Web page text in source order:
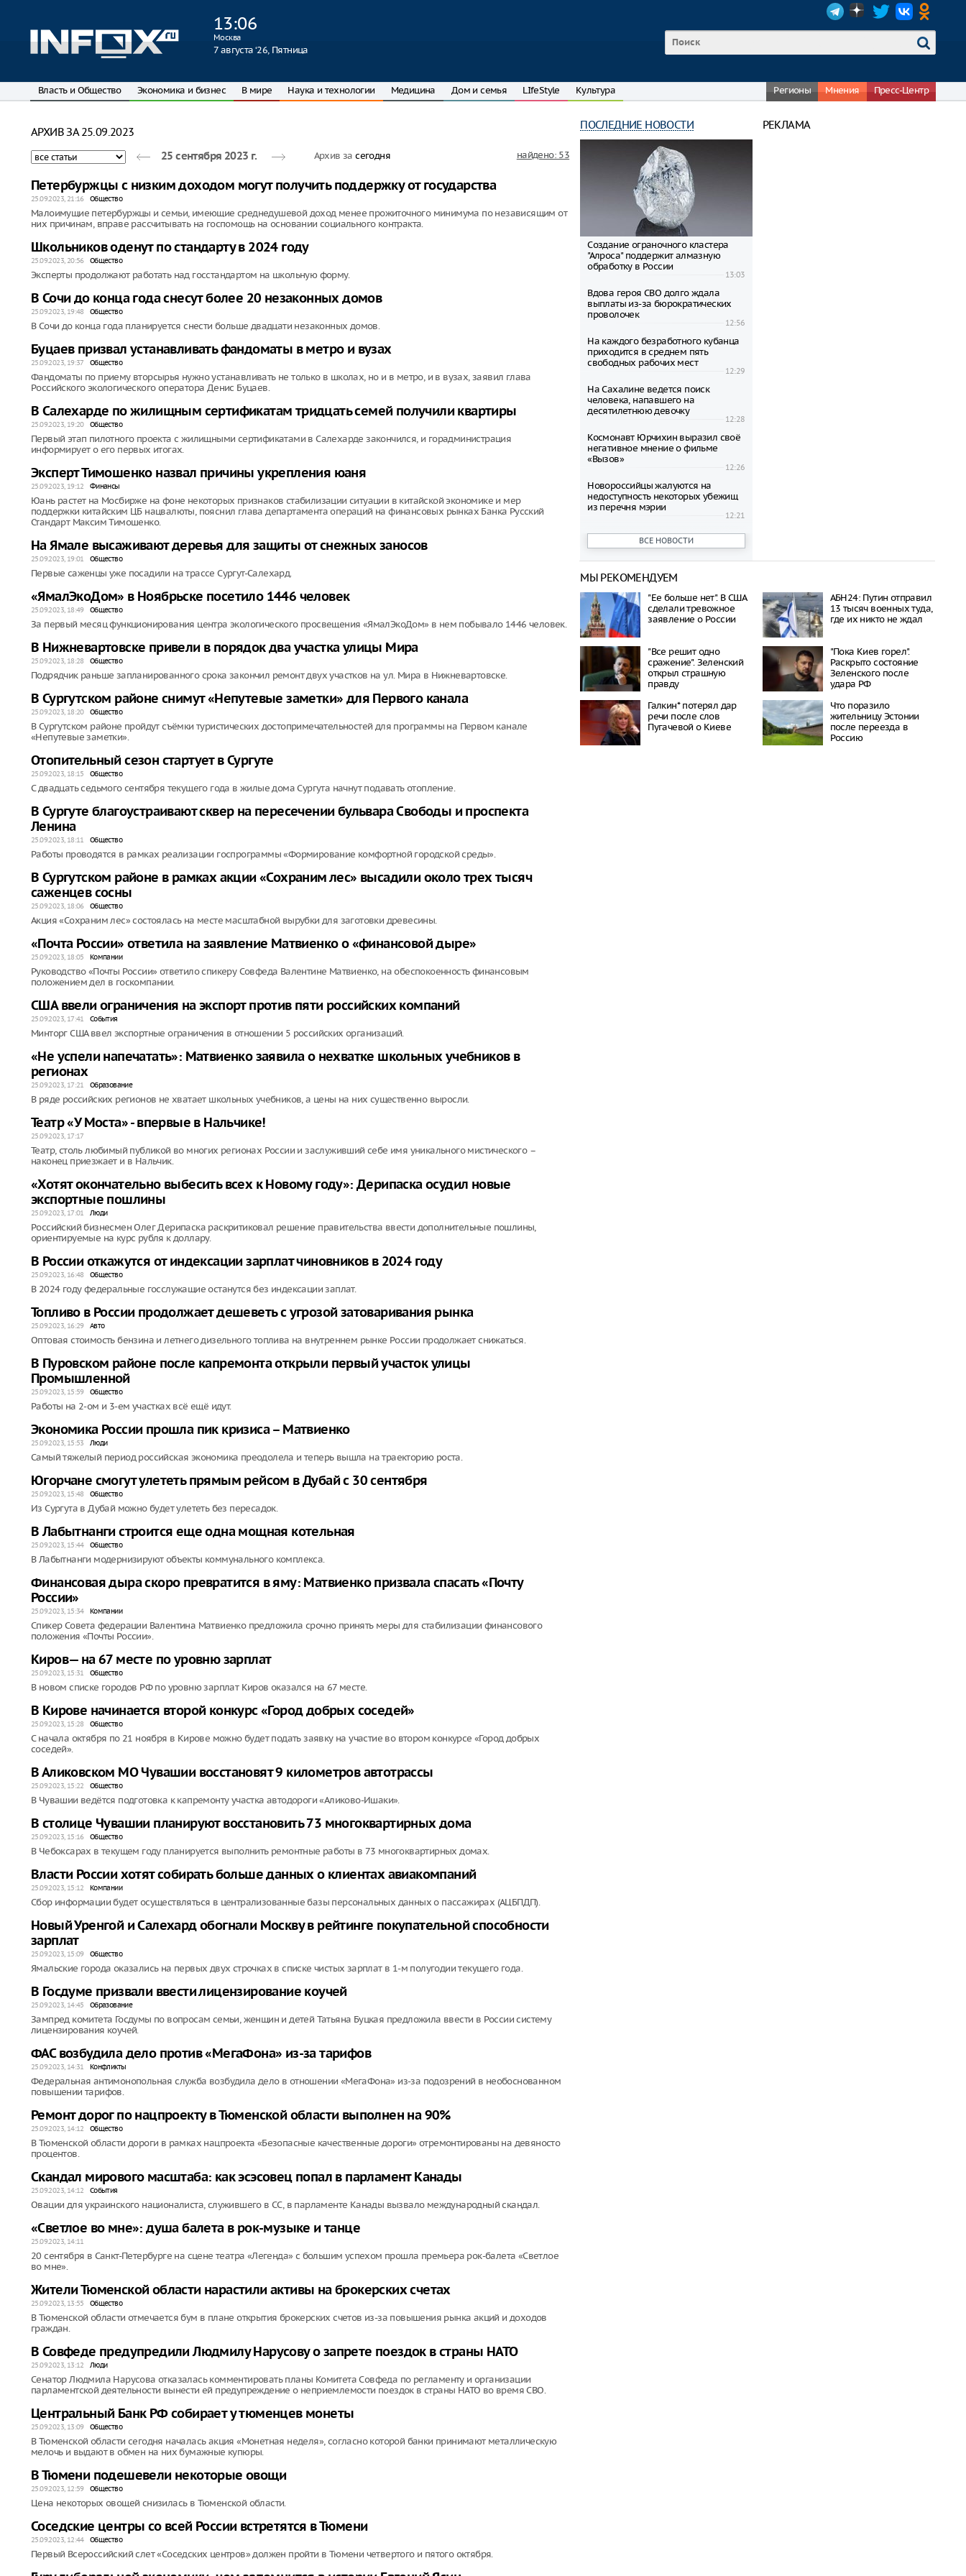
13:06
Москва
7 августа ‘26, Пятница
Власть и Общество Экономика и бизнес В мире Наука и технологии Медицина Дом и семья LIfeStyle Культура Регионы Мнения Пресс-Центр
АРХИВ ЗА 25.09.2023
25 сентября 2023 г. Архив засегодня найдено: 53
Петербуржцы с низким доходом могут получить поддержку от государства
25.09.2023, 21:16 Общество
Малоимущие петербуржцы и семьи, имеющие среднедушевой доход менее прожиточного минимума по независящим от
них причинам, вправе рассчитывать на госпомощь на основании социального контракта.
Школьников оденут по стандарту в 2024 году
25.09.2023, 20:56 Общество
Эксперты продолжают работать над госстандартом на школьную форму.
В Сочи до конца года снесут более 20 незаконных домов
25.09.2023, 19:48 Общество
В Сочи до конца года планируется снести больше двадцати незаконных домов.
Буцаев призвал устанавливать фандоматы в метро и вузах
25.09.2023, 19:37 Общество
Фандоматы по приему вторсырья нужно устанавливать не только в школах, но и в метро, и в вузах, заявил глава
Российского экологического оператора Денис Буцаев.
В Салехарде по жилищным сертификатам тридцать семей получили квартиры
25.09.2023, 19:20 Общество
Первый этап пилотного проекта с жилищными сертификатами в Салехарде закончился, и горадминистрация
информирует о его первых итогах.
Эксперт Тимошенко назвал причины укрепления юаня
25.09.2023, 19:12 Финансы
Юань растет на Мосбирже на фоне некоторых признаков стабилизации ситуации в китайской экономике и мер
поддержки китайским ЦБ нацвалюты, пояснил глава департамента операций на финансовых рынках Банка Русский
Стандарт Максим Тимошенко.
На Ямале высаживают деревья для защиты от снежных заносов
25.09.2023, 19:01 Общество
Первые саженцы уже посадили на трассе Сургут-Салехард.
«ЯмалЭкоДом» в Ноябрьске посетило 1446 человек
25.09.2023, 18:49 Общество
За первый месяц функционирования центра экологического просвещения «ЯмалЭкоДом» в нем побывало 1446 человек.
В Нижневартовске привели в порядок два участка улицы Мира
25.09.2023, 18:28 Общество
Подрядчик раньше запланированного срока закончил ремонт двух участков на ул. Мира в Нижневартовске.
В Сургутском районе снимут «Непутевые заметки» для Первого канала
25.09.2023, 18:20 Общество
В Сургутском районе пройдут съёмки туристических достопримечательностей для программы на Первом канале
«Непутевые заметки».
Отопительный сезон стартует в Сургуте
25.09.2023, 18:15 Общество
С двадцать седьмого сентября текущего года в жилые дома Сургута начнут подавать отопление.
В Сургуте благоустраивают сквер на пересечении бульвара Свободы и проспекта
Ленина
25.09.2023, 18:11 Общество
Работы проводятся в рамках реализации госпрограммы «Формирование комфортной городской среды».
В Сургутском районе в рамках акции «Сохраним лес» высадили около трех тысяч
саженцев сосны
25.09.2023, 18:06 Общество
Акция «Сохраним лес» состоялась на месте масштабной вырубки для заготовки древесины.
«Почта России» ответила на заявление Матвиенко о «финансовой дыре»
25.09.2023, 18:05 Компании
Руководство «Почты России» ответило спикеру Совфеда Валентине Матвиенко, на обеспокоенность финансовым
положением дел в госкомпании.
США ввели ограничения на экспорт против пяти российских компаний
25.09.2023, 17:41 События
Минторг США ввел экспортные ограничения в отношении 5 российских организаций.
«Не успели напечатать»: Матвиенко заявила о нехватке школьных учебников в
регионах
25.09.2023, 17:21 Образование
В ряде российских регионов не хватает школьных учебников, а цены на них существенно выросли.
Театр «У Моста» - впервые в Нальчике!
25.09.2023, 17:17
Театр, столь любимый публикой во многих регионах России и заслуживший себе имя уникального мистического –
наконец приезжает и в Нальчик.
«Хотят окончательно выбесить всех к Новому году»: Дерипаска осудил новые
экспортные пошлины
25.09.2023, 17:01 Люди
Российский бизнесмен Олег Дерипаска раскритиковал решение правительства ввести дополнительные пошлины,
ориентируемые на курс рубля к доллару.
В России откажутся от индексации зарплат чиновников в 2024 году
25.09.2023, 16:48 Общество
В 2024 году федеральные госслужащие останутся без индексации заплат.
Топливо в России продолжает дешеветь с угрозой затоваривания рынка
25.09.2023, 16:29 Авто
Оптовая стоимость бензина и летнего дизельного топлива на внутреннем рынке России продолжает снижаться.
В Пуровском районе после капремонта открыли первый участок улицы
Промышленной
25.09.2023, 15:59 Общество
Работы на 2-ом и 3-ем участках всё ещё идут.
Экономика России прошла пик кризиса – Матвиенко
25.09.2023, 15:53 Люди
Самый тяжелый период российская экономика преодолела и теперь вышла на траекторию роста.
Югорчане смогут улететь прямым рейсом в Дубай с 30 сентября
25.09.2023, 15:48 Общество
Из Сургута в Дубай можно будет улететь без пересадок.
В Лабытнанги строится еще одна мощная котельная
25.09.2023, 15:44 Общество
В Лабытнанги модернизируют объекты коммунального комплекса.
Финансовая дыра скоро превратится в яму: Матвиенко призвала спасать «Почту
России»
25.09.2023, 15:34 Компании
Спикер Совета федерации Валентина Матвиенко предложила срочно принять меры для стабилизации финансового
положения «Почты России».
Киров— на 67 месте по уровню зарплат
25.09.2023, 15:31 Общество
В новом списке городов РФ по уровню зарплат Киров оказался на 67 месте.
В Кирове начинается второй конкурс «Город добрых соседей»
25.09.2023, 15:28 Общество
С начала октября по 21 ноября в Кирове можно будет подать заявку на участие во втором конкурсе «Город добрых
соседей».
В Аликовском МО Чувашии восстановят 9 километров автотрассы
25.09.2023, 15:22 Общество
В Чувашии ведётся подготовка к капремонту участка автодороги «Аликово-Ишаки».
В столице Чувашии планируют восстановить 73 многоквартирных дома
25.09.2023, 15:16 Общество
В Чебоксарах в текущем году планируется выполнить ремонтные работы в 73 многоквартирных домах.
Власти России хотят собирать больше данных о клиентах авиакомпаний
25.09.2023, 15:12 Компании
Сбор информации будет осуществляться в централизованные базы персональных данных о пассажирах (АЦБПДП).
Новый Уренгой и Салехард обогнали Москву в рейтинге покупательной способности
зарплат
25.09.2023, 15:09 Общество
Ямальские города оказались на первых двух строчках в списке чистых зарплат в 1-м полугодии текущего года.
В Госдуме призвали ввести лицензирование коучей
25.09.2023, 14:45 Образование
Зампред комитета Госдумы по вопросам семьи, женщин и детей Татьяна Буцкая предложила ввести в России систему
лицензирования коучей.
ФАС возбудила дело против «МегаФона» из-за тарифов
25.09.2023, 14:31 Конфликты
Федеральная антимонопольная служба возбудила дело в отношении «МегаФона» из-за подозрений в необоснованном
повышении тарифов.
Ремонт дорог по нацпроекту в Тюменской области выполнен на 90%
25.09.2023, 14:12 Общество
В Тюменской области дороги в рамках нацпроекта «Безопасные качественные дороги» отремонтированы на девяносто
процентов.
Скандал мирового масштаба: как эсэсовец попал в парламент Канады
25.09.2023, 14:12 События
Овации для украинского националиста, служившего в СС, в парламенте Канады вызвало международный скандал.
«Светлое во мне»: душа балета в рок-музыке и танце
25.09.2023, 14:11
20 сентября в Санкт-Петербурге на сцене театра «Легенда» с большим успехом прошла премьера рок-балета «Светлое
во мне».
Жители Тюменской области нарастили активы на брокерских счетах
25.09.2023, 13:55 Общество
В Тюменской области отмечается бум в плане открытия брокерских счетов из-за повышения рынка акций и доходов
граждан.
В Совфеде предупредили Людмилу Нарусову о запрете поездок в страны НАТО
25.09.2023, 13:12 Люди
Сенатор Людмила Нарусова отказалась комментировать планы Комитета Совфеда по регламенту и организации
парламентской деятельности вынести ей предупреждение о неприемлемости поездок в страны НАТО во время СВО.
Центральный Банк РФ собирает у тюменцев монеты
25.09.2023, 13:09 Общество
В Тюменской области сегодня началась акция «Монетная неделя», согласно которой банки принимают металлическую
мелочь и выдают в обмен на них бумажные купюры.
В Тюмени подешевели некоторые овощи
25.09.2023, 12:59 Общество
Цена некоторых овощей снизилась в Тюменской области.
Соседские центры со всей России встретятся в Тюмени
25.09.2023, 12:44 Общество
Первый Всероссийский слет «Соседских центров» должен пройти в Тюмени четвертого и пятого октября.
ПОСЛЕДНИЕ НОВОСТИ
Создание ограночного кластера
"Алроса" поддержит алмазную
обработку в России
13:03
Вдова героя СВО долго ждала
выплаты из-за бюрократических
проволочек
12:56
На каждого безработного кубанца
приходится в среднем пять
свободных рабочих мест
12:29
На Сахалине ведется поиск
человека, напавшего на
десятилетнюю девочку
12:28
Космонавт Юрчихин выразил своё
негативное мнение о фильме
«Вызов»
12:26
Новороссийцы жалуются на
недоступность некоторых убежищ
из перечня мэрии
12:21
Раскрыты источники атаки на склад
Wildberries в Екатеринбурге с
12:18
В Оренбурге девушка, находясь в
состоянии алкогольного
опьянения, упала с 12-го этажа и
получила травмы
12:12
Психолог Екатерина Клопотова
прокомментировала воздействие
современных игрушек на детей
12:08
Подросток обнаружил на пляже
редкую «рыбу-вампира»
12:06
Определен ключевой шаг в борьбе
с мошенничеством
ВСЕ НОВОСТИ
РЕКЛАМА
МЫ РЕКОМЕНДУЕМ
"Ее больше нет". В США
сделали тревожное
заявление о России
АБН24: Путин отправил
13 тысяч военных туда,
где их никто не ждал
"Все решит одно
сражение". Зеленский
открыл страшную
правду
"Пока Киев горел".
Раскрыто состояние
Зеленского после
удара РФ
Галкин* потерял дар
речи после слов
Пугачевой о Киеве
Что поразило
жительницу Эстонии
после переезда в
Россию